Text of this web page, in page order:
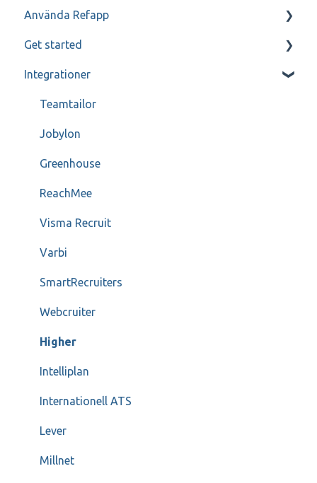
Använda Refapp
Kandidat- och referenskommunikation
Referenssamtal
Get started
Mitt Refapp
Integrationer
Teamtailor
Jobylon
Greenhouse
ReachMee
Visma Recruit
Varbi
SmartRecruiters
Webcruiter
Higher
Intelliplan
Internationell ATS
Lever
Millnet